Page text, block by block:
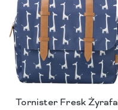
Tornister Fresk Żyrafa